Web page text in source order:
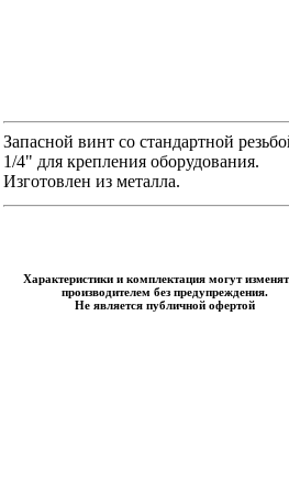
Запасной винт со стандартной
1/4" для крепления оборудования.
Изготовлен из металла.
Характеристики и комплектация могут
производителем без предупреждения.
Не является публичной офертой